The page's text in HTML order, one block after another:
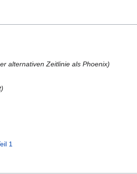
alternativen Zeitlinie als Phoenix)
1